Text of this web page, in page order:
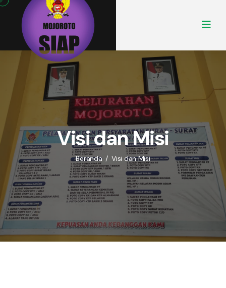
Visi dan Misi
Beranda / Visi dan Misi